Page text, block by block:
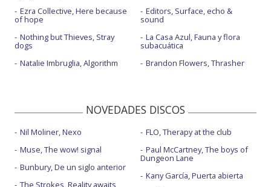
Ezra Collective, Here because
of hope
Nothing but Thieves, Stray
dogs
Natalie Imbruglia, Algorithm
Editors, Surface, echo &
sound
La Casa Azul, Fauna y flora
subacuática
Brandon Flowers, Thrasher
NOVEDADES DISCOS
Nil Moliner, Nexo
Muse, The wow! signal
Bunbury, De un siglo anterior
The Strokes, Reality awaits
FLO, Therapy at the club
Paul McCartney, The boys of
Dungeon Lane
Kany García, Puerta abierta